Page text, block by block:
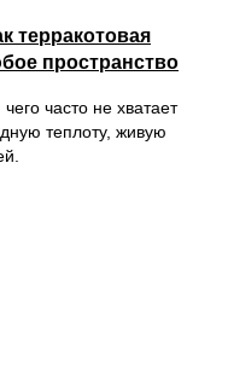
терракотовая
пространство
часто не хватает
теплоту, живую